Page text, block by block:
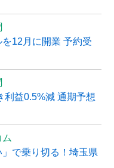
12月に開業 予約受
利益0.5%減 通期予想
で乗り切る！埼玉県